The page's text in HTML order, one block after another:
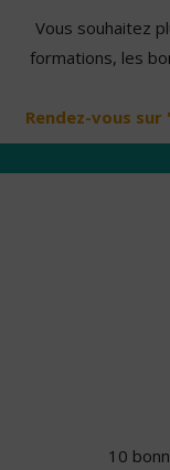
Vous souhaitez
formations, les
Rendez-vous
10